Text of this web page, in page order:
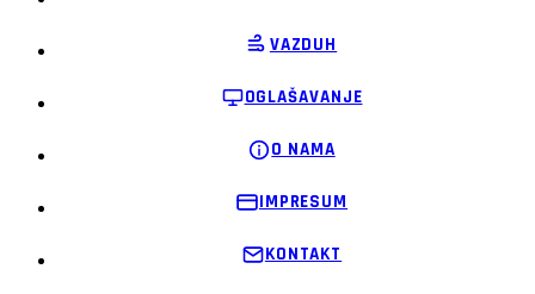
VAZDUH
OGLAŠAVANJE
O NAMA
IMPRESUM
KONTAKT